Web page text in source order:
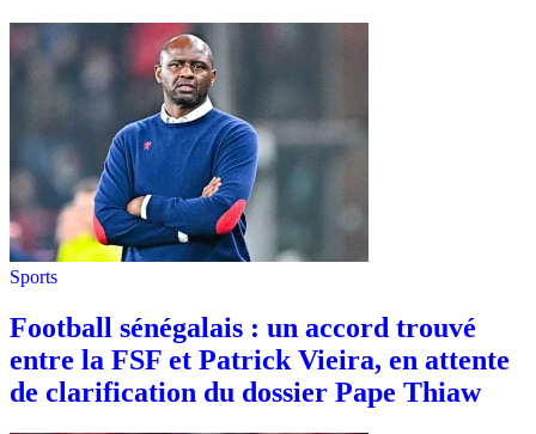
Sports
Football sénégalais : un accord trouvé
entre la FSF et Patrick Vieira, en attente
de clarification du dossier Pape Thiaw